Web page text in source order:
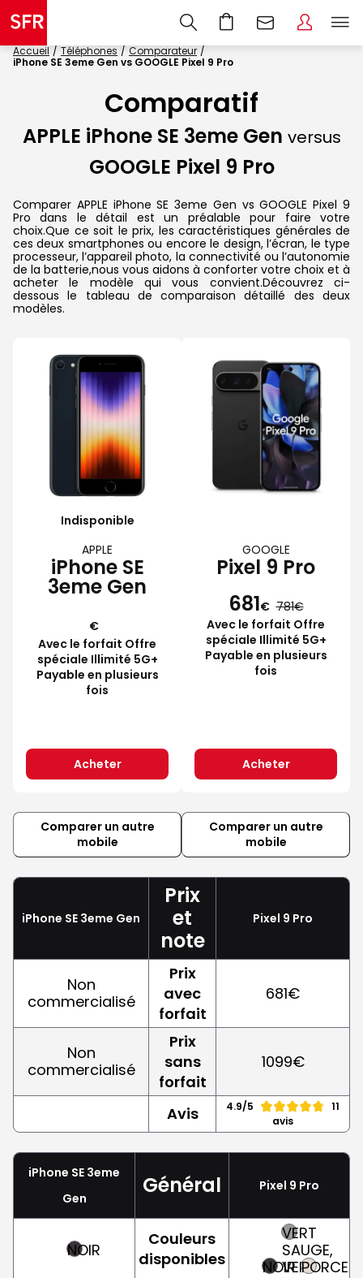
Accueil Téléphones
Comparateur
iPhone SE 3eme Gen vs GOOGLE Pixel 9 Pro
Comparatif
APPLE iPhone SE 3eme Gen versus
GOOGLE Pixel 9 Pro
Comparer APPLE iPhone SE 3eme Gen vs GOOGLE Pixel 9
Pro dans le détail est un préalable pour faire votre
choix.Que ce soit le prix, les caractéristiques générales de
ces deux smartphones ou encore le design, l’écran, le type
processeur, l’appareil photo, la connectivité ou l’autonomie
de la batterie,nous vous aidons à conforter votre choix et à
acheter le modèle qui vous convient.Découvrez ci-
dessous le tableau de comparaison détaillé des deux
modèles.
Indisponible
APPLE
iPhone SE
3eme Gen
€
Avec le forfait Offre
spéciale Illimité 5G+
Payable en plusieurs
fois
Acheter
GOOGLE
Pixel 9 Pro
681€ 781
Avec le forfait Offre
spéciale Illimité 5G+
Payable en plusieurs
fois
Acheter
Comparer un autre
mobile
Comparer un autre
mobile
iPhone SE 3eme Gen
Prix
et
note
Pixel 9 Pro
Non
commercialisé
Prix
avec
forfait
681€
Non
commercialisé
Prix
sans
forfait
1099€
Avis 4.9/5
11
avis
iPhone SE 3eme
Gen
Général Pixel 9 Pro
NOIR
Couleurs
disponibles
NOIR
VERT
SAUGE,
VERT